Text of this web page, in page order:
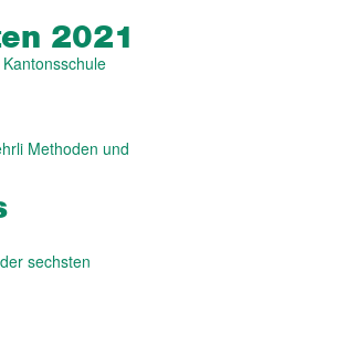
2021
Methoden und
sechsten